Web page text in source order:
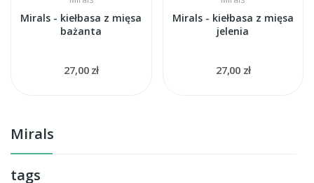
Mirals
tags
Mirals - kiełbasa z mięsa
bażanta
27,00 zł
Mirals - kiełbasa z mięsa
jelenia
27,00 zł